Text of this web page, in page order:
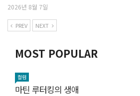
2026년 8월 7일
PREV NEXT
MOST POPULAR
컬럼
마틴 루터킹의 생애